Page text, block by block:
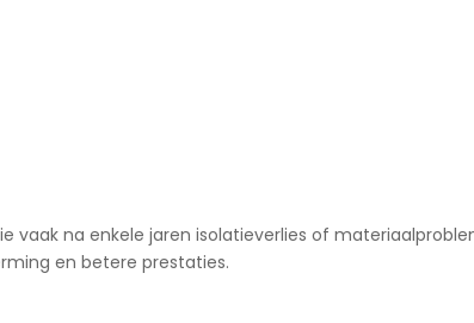
vaak na enkele jaren isolatieverlies of
en betere prestaties.